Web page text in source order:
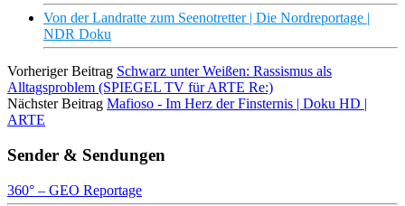
Von der Landratte zum Seenotretter | Die Nordreportage |
NDR Doku
Vorheriger Beitrag Schwarz unter Weißen: Rassismus als
Alltagsproblem (SPIEGEL TV für ARTE Re:)
Nächster Beitrag Mafioso - Im Herz der Finsternis | Doku HD |
ARTE
Sender & Sendungen
360° – GEO Reportage